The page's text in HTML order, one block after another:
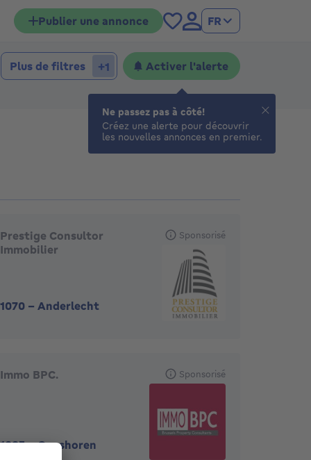
Publier une annonce FR
Plus de filtres +1 Activer l'alerte
en vedette
Prestige Consultor
Immobilier
1070 - Anderlecht
Sponsorisé
Immo BPC.
1083-Ganshoren
Sponsorisé
Ne passez pas à côté!
Créez une alerte pour découvrir
les nouvelles annonces en premier.